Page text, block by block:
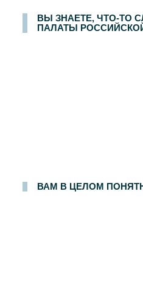
ВЫ ЗНАЕТЕ, ЧТО-ТО
ПАЛАТЫ
ВАМ В ЦЕЛОМ